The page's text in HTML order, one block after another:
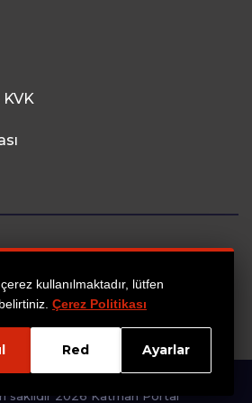
kullanılmaktadır, lütfen
Çerez Politikası
Red Ayarlar
saklıdır 2026 Katman Portal